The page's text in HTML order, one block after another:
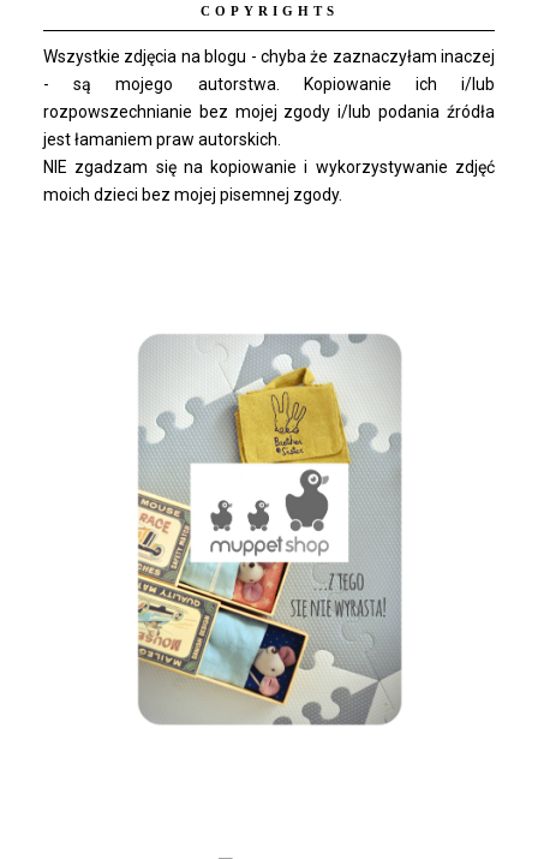
COPYRIGHTS
Wszystkie zdjęcia na blogu - chyba że zaznaczyłam inaczej
- są mojego autorstwa. Kopiowanie ich i/lub
rozpowszechnianie bez mojej zgody i/lub podania źródła
jest łamaniem praw autorskich.
NIE zgadzam się na kopiowanie i wykorzystywanie zdjęć
moich dzieci bez mojej pisemnej zgody.